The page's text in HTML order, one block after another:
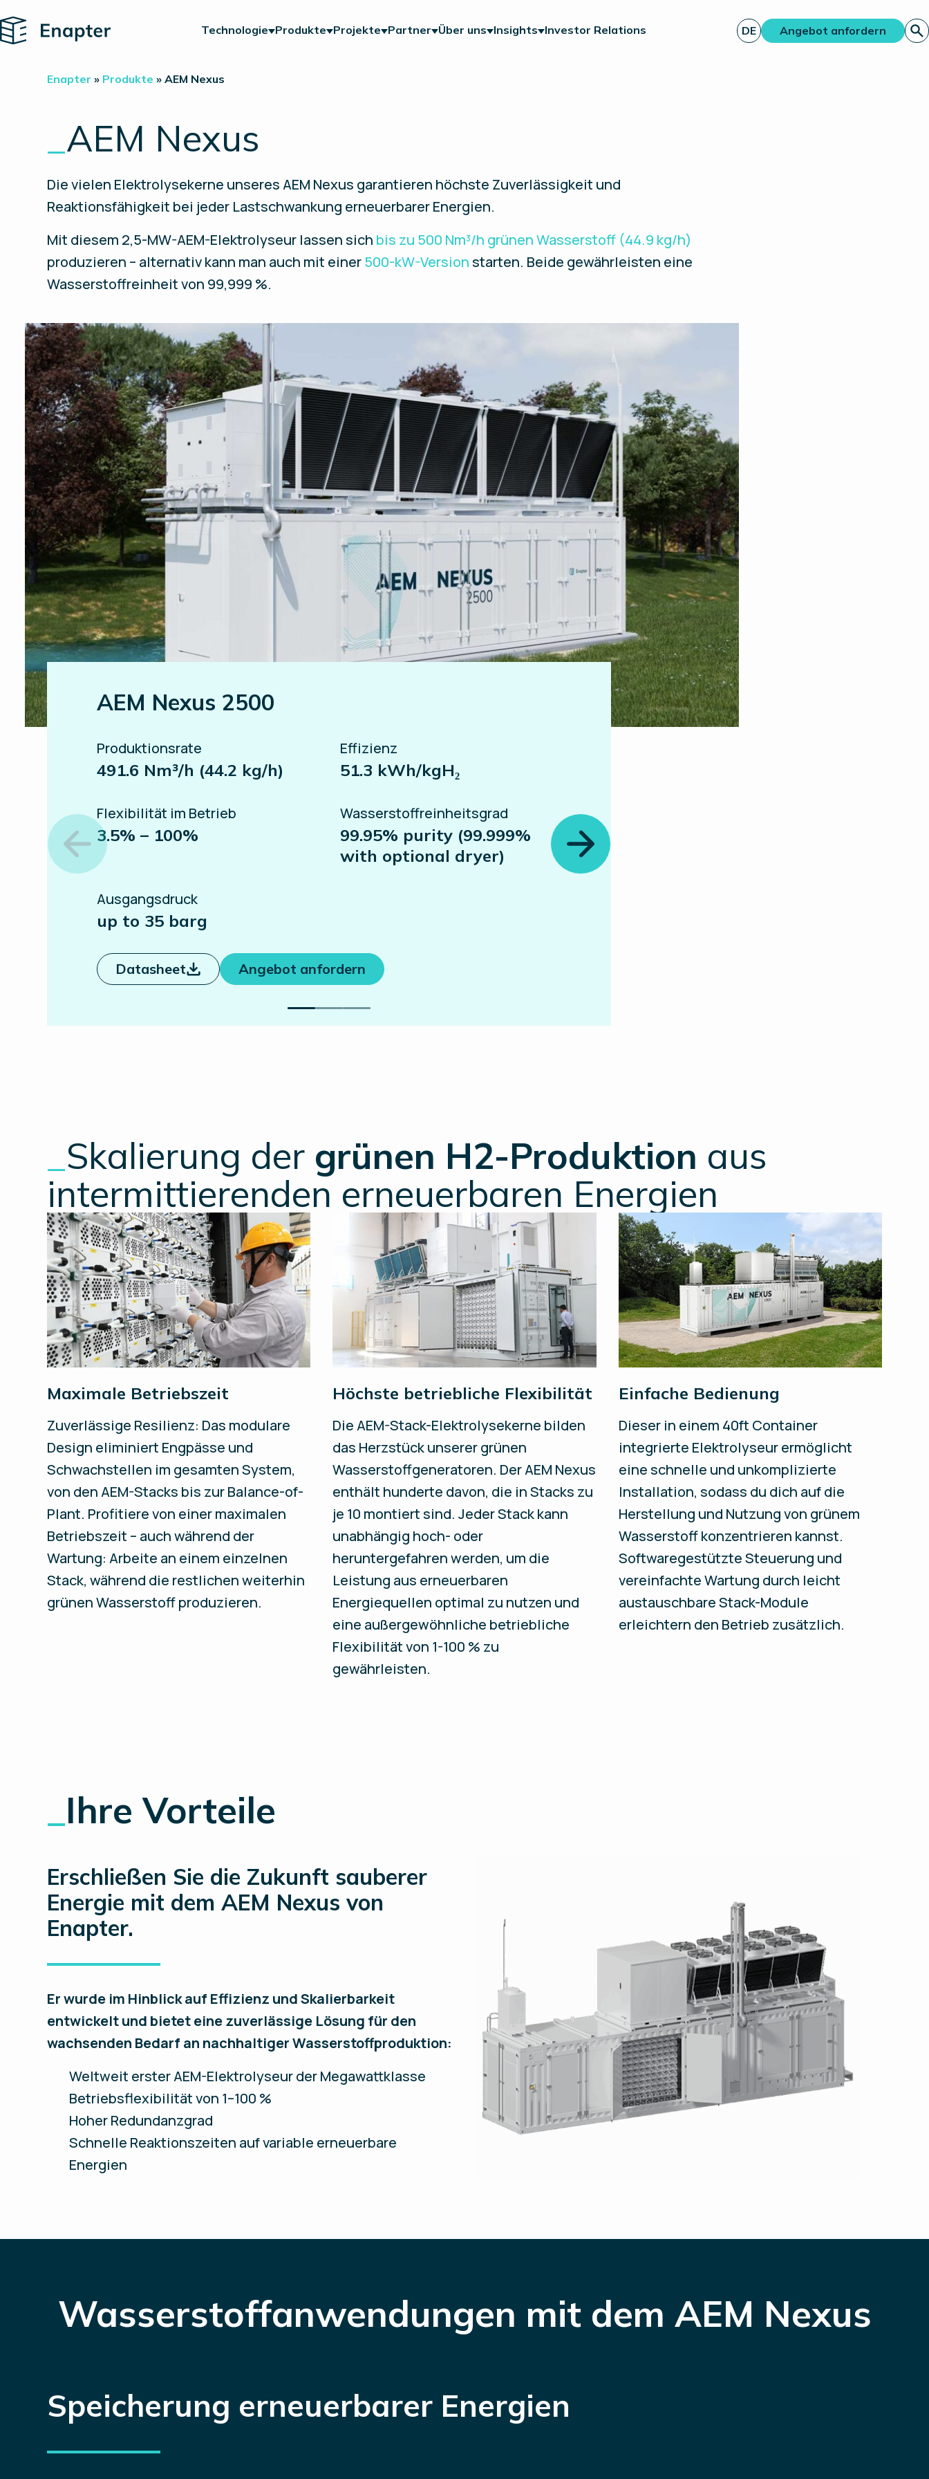
Home Technologie Produkte Projekte Partner Über uns Insights Investor Relations DE Angebot anfordern
Enapter » Produkte » AEM Nexus
AEM Nexus
Die vielen Elektrolysekerne unseres AEM Nexus garantieren höchste Zuverlässigkeit und
Reaktionsfähigkeit bei jeder Lastschwankung erneuerbarer Energien.
Mit diesem 2,5-MW-AEM-Elektrolyseur lassen sich bis zu 500 Nm³/h grünen Wasserstoff (44.9 kg/h)
produzieren – alternativ kann man auch mit einer500-kW-Version starten. Beide gewährleisten eine
Wasserstoffreinheit von 99,999 %.
AEM Nexus 2500
Produktionsrate
491.6 Nm³/h (44.2 kg/h)
Effizienz
51.3 kWh/kgH₂
Flexibilität im Betrieb
3.5% – 100%
Wasserstoffreinheitsgrad
99.95% purity (99.999%
with optional dryer)
Ausgangsdruck
up to 35 barg
Datasheet Angebot anfordern
AEM Nexus 1000
Skalierung der grünen H2-Produktion aus
intermittierenden erneuerbaren Energien
Maximale Betriebszeit
Zuverlässige Resilienz: Das modulare
Design eliminiert Engpässe und
Schwachstellen im gesamten System,
von den AEM-Stacks bis zur Balance-of-
Plant. Profitiere von einer maximalen
Betriebszeit – auch während der
Wartung: Arbeite an einem einzelnen
Stack, während die restlichen weiterhin
grünen Wasserstoff produzieren.
Höchste betriebliche Flexibilität
Die AEM-Stack-Elektrolysekerne bilden
das Herzstück unserer grünen
Wasserstoffgeneratoren. Der AEM Nexus
enthält hunderte davon, die in Stacks zu
je 10 montiert sind. Jeder Stack kann
unabhängig hoch- oder
heruntergefahren werden, um die
Leistung aus erneuerbaren
Energiequellen optimal zu nutzen und
eine außergewöhnliche betriebliche
Flexibilität von 1-100 % zu
gewährleisten.
Einfache Bedienung
Dieser in einem 40ft Container
integrierte Elektrolyseur ermöglicht
eine schnelle und unkomplizierte
Installation, sodass du dich auf die
Herstellung und Nutzung von grünem
Wasserstoff konzentrieren kannst.
Softwaregestützte Steuerung und
vereinfachte Wartung durch leicht
austauschbare Stack-Module
erleichtern den Betrieb zusätzlich.
Ihre Vorteile
Erschließen Sie die Zukunft sauberer
Energie mit dem AEM Nexus von
Enapter.
Er wurde im Hinblick auf Effizienz und Skalierbarkeit
entwickelt und bietet eine zuverlässige Lösung für den
wachsenden Bedarf an nachhaltiger Wasserstoffproduktion:
Weltweit erster AEM-Elektrolyseur der Megawattklasse
Betriebsflexibilität von 1–100 %
Hoher Redundanzgrad
Schnelle Reaktionszeiten auf variable erneuerbare
Energien
Wasserstoffanwendungen mit dem AEM Nexus
Speicherung erneuerbarer Energien